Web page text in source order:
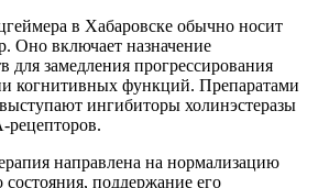
в Хабаровске обычно носит
Оно включает назначение
для замедления прогрессирования
когнитивных функций. Препаратами
ингибиторы холинэстеразы
направлена на нормализацию
поддержание его